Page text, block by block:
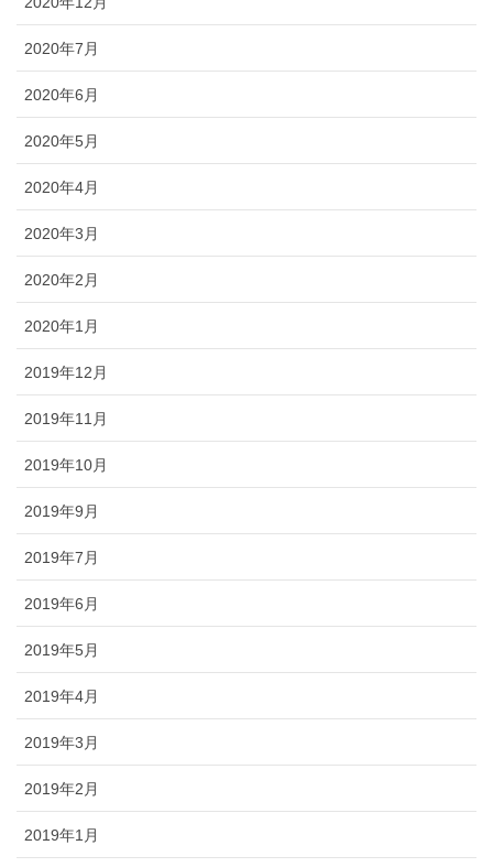
2020年7月
2020年6月
2020年5月
2020年4月
2020年3月
2020年2月
2020年1月
2019年12月
2019年11月
2019年10月
2019年9月
2019年7月
2019年6月
2019年5月
2019年4月
2019年3月
2019年2月
2019年1月